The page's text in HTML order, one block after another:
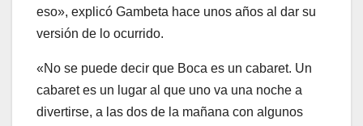
eso», explicó Gambeta hace unos años al dar su
versión de lo ocurrido.
«No se puede decir que Boca es un cabaret. Un
cabaret es un lugar al que uno va una noche a
divertirse, a las dos de la mañana con algunos